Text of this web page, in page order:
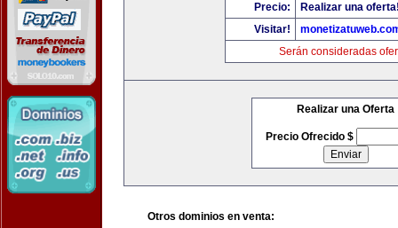
Precio:
Realizar una
Visitar!
Serán consideradas
Realizar una Oferta
Precio Ofrecido $
Otros dominios en venta: